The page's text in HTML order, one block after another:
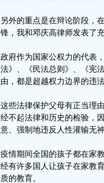
另外的重点是在辩论阶段，
锋，我和邓庆高律师发表了
政府作为国家公权力的代表
法》、《民法总则》、《宪
由，都是超越权力边界的违
这些法律保护父母有正当理
经不起法律和历史的检验，
意、强制地违反人性灌输无
疫情期间全国的孩子都在家
经有许多国人让孩子在家教
质的教育。